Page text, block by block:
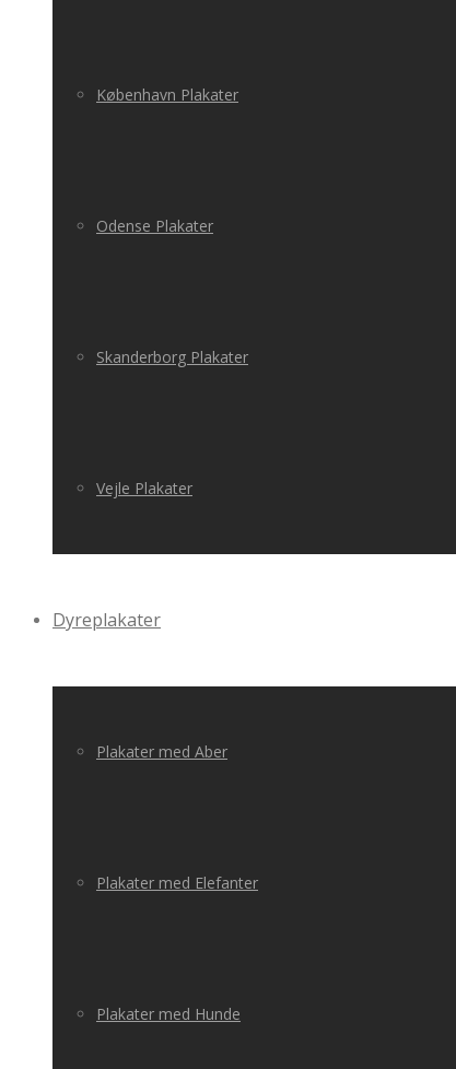
København Plakater
Odense Plakater
Skanderborg Plakater
Vejle Plakater
Dyreplakater
Plakater med Aber
Plakater med Elefanter
Plakater med Hunde